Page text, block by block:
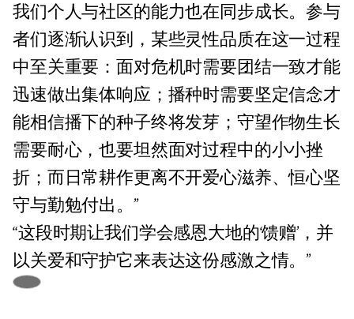
我们个人与社区的能力也在同步成长。参与
者们逐渐认识到，某些灵性品质在这一过程
中至关重要：面对危机时需要团结一致才能
迅速做出集体响应；播种时需要坚定信念才
能相信播下的种子终将发芽；守望作物生长
需要耐心，也要坦然面对过程中的小小挫
折；而日常耕作更离不开爱心滋养、恒心坚
守与勤勉付出。”
“这段时期让我们学会感恩大地的‘馈赠’，并
以关爱和守护它来表达这份感激之情。”